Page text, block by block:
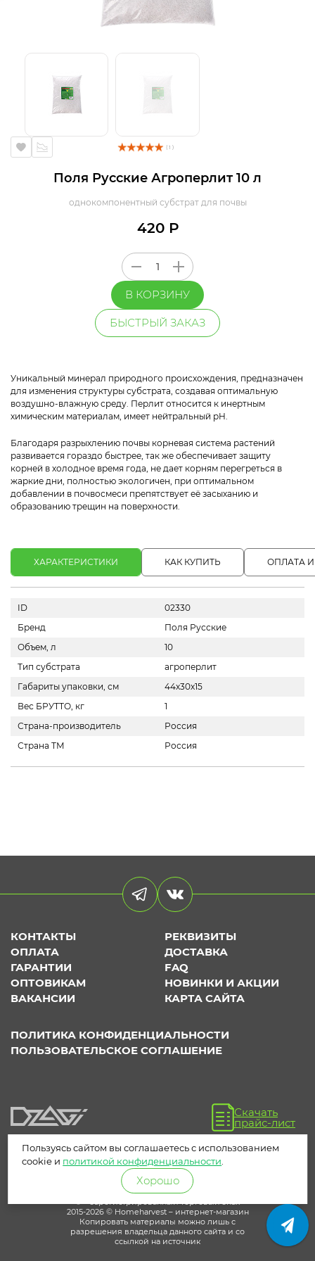
( 1 )
Поля Русские Агроперлит 10 л
однокомпонентный субстрат для почвы
420 Р
В КОРЗИНУ
БЫСТРЫЙ ЗАКАЗ
Уникальный минерал природного происхождения, предназначен
для изменения структуры субстрата, создавая оптимальную
воздушно-влажную среду. Перлит относится к инертным
химическим материалам, имеет нейтральный pH.
Благодаря разрыхлению почвы корневая система растений
развивается гораздо быстрее, так же обеспечивает защиту
корней в холодное время года, не дает корням перегреться в
жаркие дни, полностью экологичен, при оптимальном
добавлении в почвосмеси препятствует её засыханию и
образованию трещин на поверхности.
ХАРАКТЕРИСТИКИ КАК КУПИТЬ ОПЛАТА
ID
02330
Бренд
Поля Русские
Объем, л
10
Тип субстрата
агроперлит
Габариты упаковки, см
44х30х15
Вес БРУТТО, кг
1
Страна-производитель
Россия
Страна ТМ
Россия
КОНТАКТЫ
РЕКВИЗИТЫ
ОПЛАТА
ДОСТАВКА
ГАРАНТИИ
FAQ
ОПТОВИКАМ
НОВИНКИ И АКЦИИ
ВАКАНСИИ
КАРТА САЙТА
ПОЛИТИКА КОНФИДЕНЦИАЛЬНОСТИ
ПОЛЬЗОВАТЕЛЬСКОЕ СОГЛАШЕНИЕ
Скачать
прайс-лист
® – зарегистрированный торговый знак
2015-2026 © Homeharvest – интернет-магазин
Копировать материалы можно лишь с
разрешения владельца данного сайта и со
ссылкой на источник
Пользуясь сайтом вы соглашаетесь с использованием
cookie и политикой конфиденциальности
Хорошо